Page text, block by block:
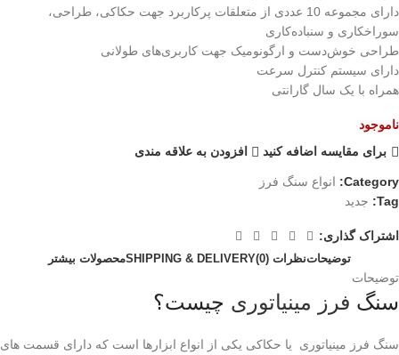
دارای مجموعه 10 عددی از متعلقات پرکاربرد جهت حکاکی، طراحی،
سوراخکاری و سنباده‌کاری
طراحی خوش‌دست و ارگونومیک جهت کاربری‌های طولانی
دارای سیستم کنترل سرعت
همراه با یک سال گارانتی
ناموجود
برای مقایسه اضافه کنید
افزودن به علاقه مندی
Category:
انواع سنگ فرز
Tag:
جدید
اشتراک گذاری:
توضیحاتنظرات (0) SHIPPING & DELIVERYمحصولات بیشتر
توضیحات
سنگ فرز مینیاتوری چیست؟
سنگ فرز مینیاتوری یا حکاکی یکی از انواع ابزارها است که دارای قسمت های